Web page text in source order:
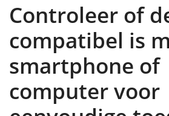
Controleer of
compatibel is
smartphone of
computer voor